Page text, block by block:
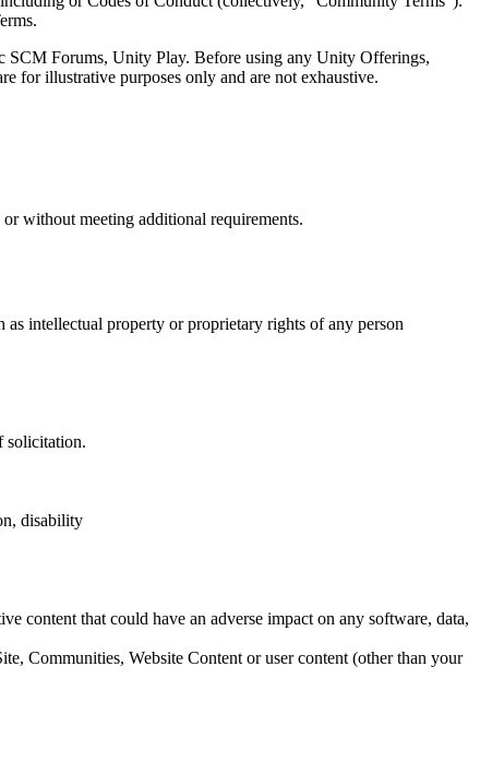
SCM Forums, Unity Play. Before using any Unity Offerings,
for illustrative purposes only and are not exhaustive.
without meeting additional requirements.
intellectual property or proprietary rights of any person
solicitation.
disability
content that could have an adverse impact on any software, data,
Communities, Website Content or user content (other than your